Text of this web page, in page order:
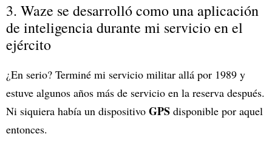
3. Waze se desarrolló como una aplicación
de inteligencia durante mi servicio en el
ejército
¿En serio? Terminé mi servicio militar allá por 1989 y
estuve algunos años más de servicio en la reserva después.
Ni siquiera había un dispositivo GPS disponible por aquel
entonces.